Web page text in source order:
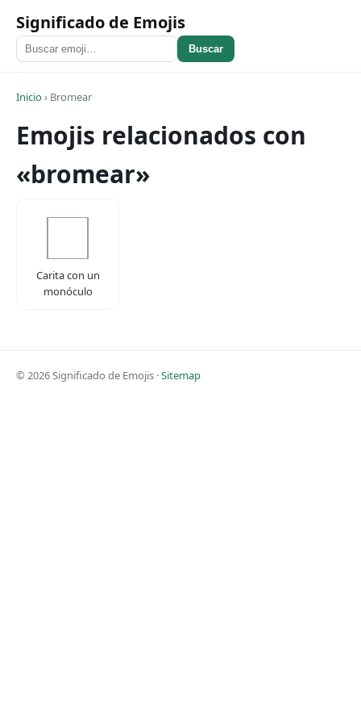
Significado de Emojis
Buscar
Inicio› Bromear
Emojis relacionados con
«bromear»
Carita con un
monóculo
© 2026 Significado de Emojis ·Sitemap